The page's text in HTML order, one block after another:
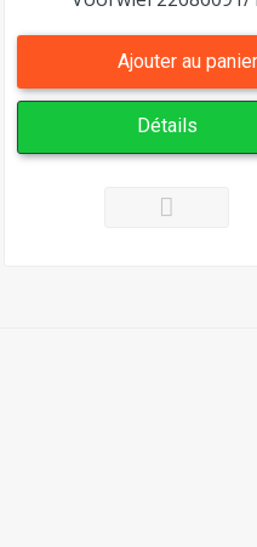
Ajouter au panier
Détails